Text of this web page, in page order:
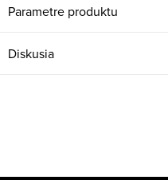
Parametre produktu
Diskusia